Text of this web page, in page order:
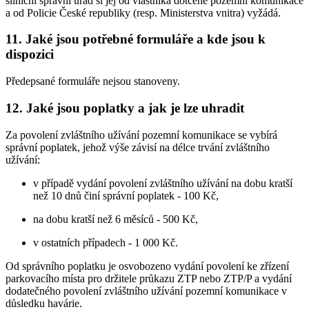
a od Policie České republiky (resp. Ministerstva vnitra) vyžádá.
11. Jaké jsou potřebné formuláře a kde jsou k
dispozici
Předepsané formuláře nejsou stanoveny.
12. Jaké jsou poplatky a jak je lze uhradit
Za povolení zvláštního užívání pozemní komunikace se vybírá
správní poplatek, jehož výše závisí na délce trvání zvláštního
užívání:
v případě vydání povolení zvláštního užívání na dobu kratší
než 10 dnů činí správní poplatek - 100 Kč,
na dobu kratší než 6 měsíců - 500 Kč,
v ostatních případech - 1 000 Kč.
Od správního poplatku je osvobozeno vydání povolení ke zřízení
parkovacího místa pro držitele průkazu ZTP nebo ZTP/P a vydání
dodatečného povolení zvláštního užívání pozemní komunikace v
důsledku havárie.